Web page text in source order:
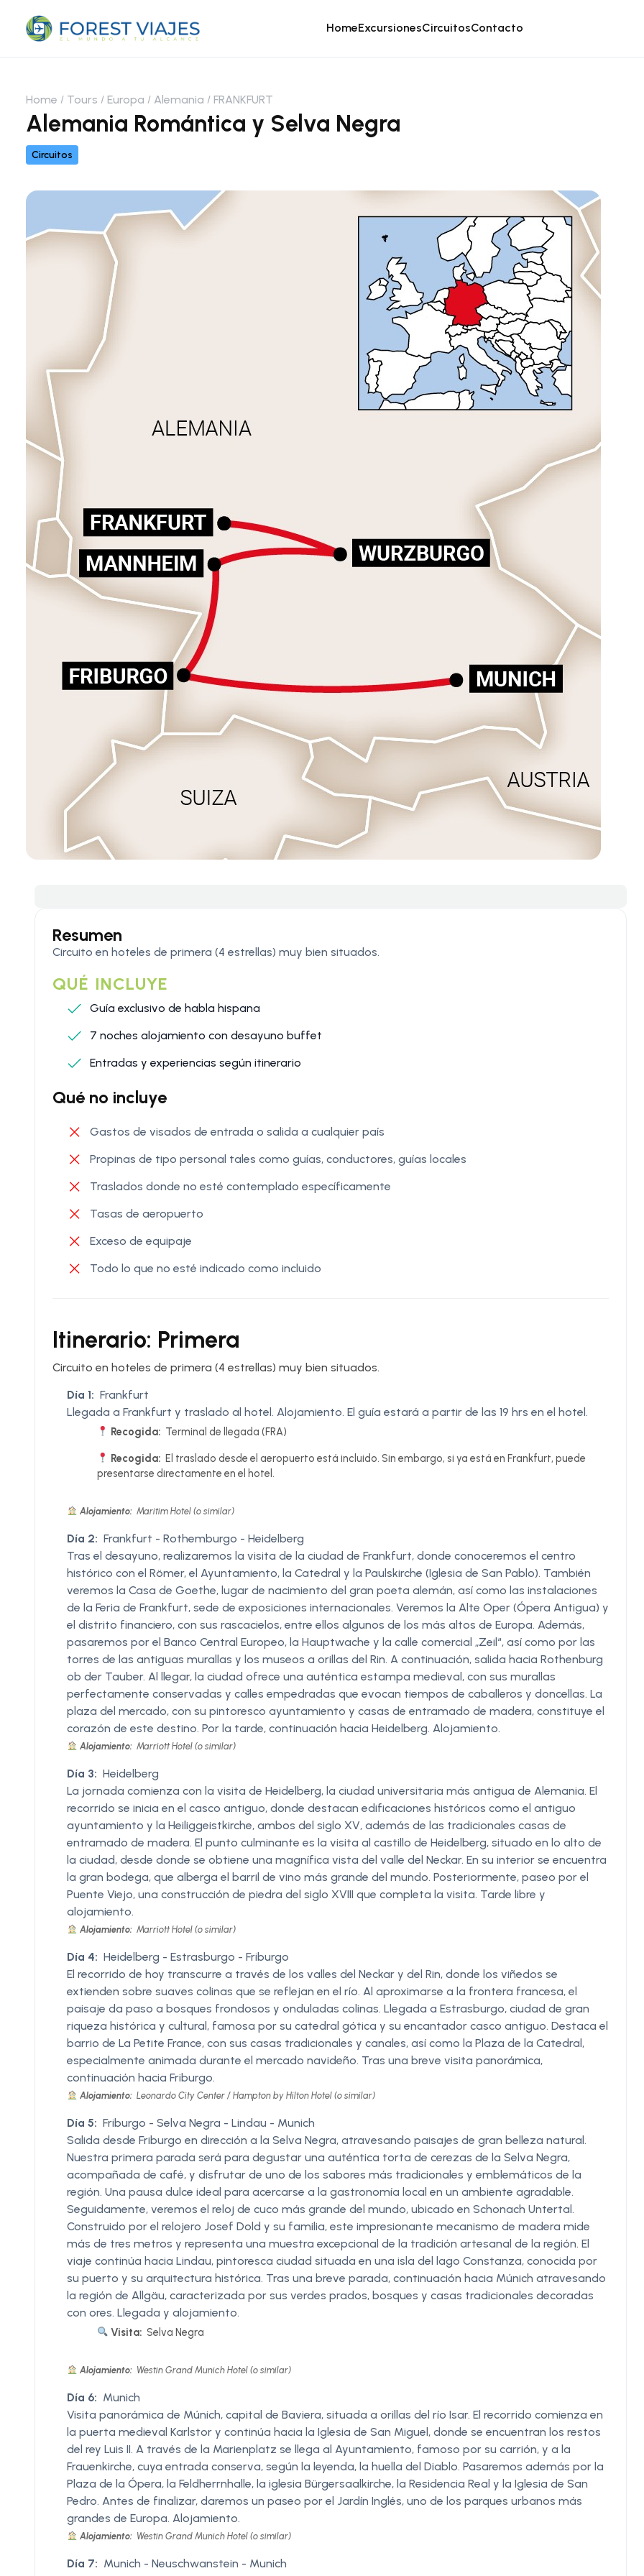
HomeExcursionesCircuitosContacto
Home Tours Europa Alemania FRANKFURT
Alemania Romántica y Selva Negra
Circuitos
Resumen
Circuito en hoteles de primera (4 estrellas) muy bien situados.
QUÉ INCLUYE
Guía exclusivo de habla hispana
7 noches alojamiento con desayuno buffet
Entradas y experiencias según itinerario
Qué no incluye
Gastos de visados de entrada o salida a cualquier país
Propinas de tipo personal tales como guías, conductores, guías locales
Traslados donde no esté contemplado específicamente
Tasas de aeropuerto
Exceso de equipaje
Todo lo que no esté indicado como incluido
Itinerario: Primera
Circuito en hoteles de primera (4 estrellas) muy bien situados.
Día 1: Frankfurt
Llegada a Frankfurt y traslado al hotel. Alojamiento. El guía estará a partir de las 19 hrs en el hotel.
Recogida: Terminal de llegada (FRA)
Recogida: El traslado desde el aeropuerto está incluido. Sin embargo, si ya está en Frankfurt, puede
presentarse directamente en el hotel.
Alojamiento: Maritim Hotel (o similar)
Día 2: Frankfurt - Rothemburgo - Heidelberg
Tras el desayuno, realizaremos la visita de la ciudad de Frankfurt, donde conoceremos el centro
histórico con el Römer, el Ayuntamiento, la Catedral y la Paulskirche (Iglesia de San Pablo). También
veremos la Casa de Goethe, lugar de nacimiento del gran poeta alemán, así como las instalaciones
de la Feria de Frankfurt, sede de exposiciones internacionales. Veremos la Alte Oper (Ópera Antigua) y
el distrito financiero, con sus rascacielos, entre ellos algunos de los más altos de Europa. Además,
pasaremos por el Banco Central Europeo, la Hauptwache y la calle comercial „Zeil“, así como por las
torres de las antiguas murallas y los museos a orillas del Rin. A continuación, salida hacia Rothenburg
ob der Tauber. Al llegar, la ciudad ofrece una auténtica estampa medieval, con sus murallas
perfectamente conservadas y calles empedradas que evocan tiempos de caballeros y doncellas. La
plaza del mercado, con su pintoresco ayuntamiento y casas de entramado de madera, constituye el
corazón de este destino. Por la tarde, continuación hacia Heidelberg. Alojamiento.
Alojamiento: Marriott Hotel (o similar)
Día 3: Heidelberg
La jornada comienza con la visita de Heidelberg, la ciudad universitaria más antigua de Alemania. El
recorrido se inicia en el casco antiguo, donde destacan edificaciones históricos como el antiguo
ayuntamiento y la Heiliggeistkirche, ambos del siglo XV, además de las tradicionales casas de
entramado de madera. El punto culminante es la visita al castillo de Heidelberg, situado en lo alto de
la ciudad, desde donde se obtiene una magnífica vista del valle del Neckar. En su interior se encuentra
la gran bodega, que alberga el barril de vino más grande del mundo. Posteriormente, paseo por el
Puente Viejo, una construcción de piedra del siglo XVIII que completa la visita. Tarde libre y
alojamiento.
Alojamiento: Marriott Hotel (o similar)
Día 4: Heidelberg - Estrasburgo - Friburgo
El recorrido de hoy transcurre a través de los valles del Neckar y del Rin, donde los viñedos se
extienden sobre suaves colinas que se reflejan en el río. Al aproximarse a la frontera francesa, el
paisaje da paso a bosques frondosos y onduladas colinas. Llegada a Estrasburgo, ciudad de gran
riqueza histórica y cultural, famosa por su catedral gótica y su encantador casco antiguo. Destaca el
barrio de La Petite France, con sus casas tradicionales y canales, así como la Plaza de la Catedral,
especialmente animada durante el mercado navideño. Tras una breve visita panorámica,
continuación hacia Friburgo.
Alojamiento: Leonardo City Center / Hampton by Hilton Hotel (o similar)
Día 5: Friburgo - Selva Negra - Lindau - Munich
Salida desde Friburgo en dirección a la Selva Negra, atravesando paisajes de gran belleza natural.
Nuestra primera parada será para degustar una auténtica torta de cerezas de la Selva Negra,
acompañada de café, y disfrutar de uno de los sabores más tradicionales y emblemáticos de la
región. Una pausa dulce ideal para acercarse a la gastronomía local en un ambiente agradable.
Seguidamente, veremos el reloj de cuco más grande del mundo, ubicado en Schonach Untertal.
Construido por el relojero Josef Dold y su familia, este impresionante mecanismo de madera mide
más de tres metros y representa una muestra excepcional de la tradición artesanal de la región. El
viaje continúa hacia Lindau, pintoresca ciudad situada en una isla del lago Constanza, conocida por
su puerto y su arquitectura histórica. Tras una breve parada, continuación hacia Múnich atravesando
la región de Allgäu, caracterizada por sus verdes prados, bosques y casas tradicionales decoradas
con ores. Llegada y alojamiento.
Visita: Selva Negra
Alojamiento: Westin Grand Munich Hotel (o similar)
Día 6: Munich
Visita panorámica de Múnich, capital de Baviera, situada a orillas del río Isar. El recorrido comienza en
la puerta medieval Karlstor y continúa hacia la Iglesia de San Miguel, donde se encuentran los restos
del rey Luis II. A través de la Marienplatz se llega al Ayuntamiento, famoso por su carrión, y a la
Frauenkirche, cuya entrada conserva, según la leyenda, la huella del Diablo. Pasaremos además por la
Plaza de la Ópera, la Feldherrnhalle, la iglesia Bürgersaalkirche, la Residencia Real y la Iglesia de San
Pedro. Antes de finalizar, daremos un paseo por el Jardín Inglés, uno de los parques urbanos más
grandes de Europa. Alojamiento.
Alojamiento: Westin Grand Munich Hotel (o similar)
Día 7: Munich - Neuschwanstein - Munich